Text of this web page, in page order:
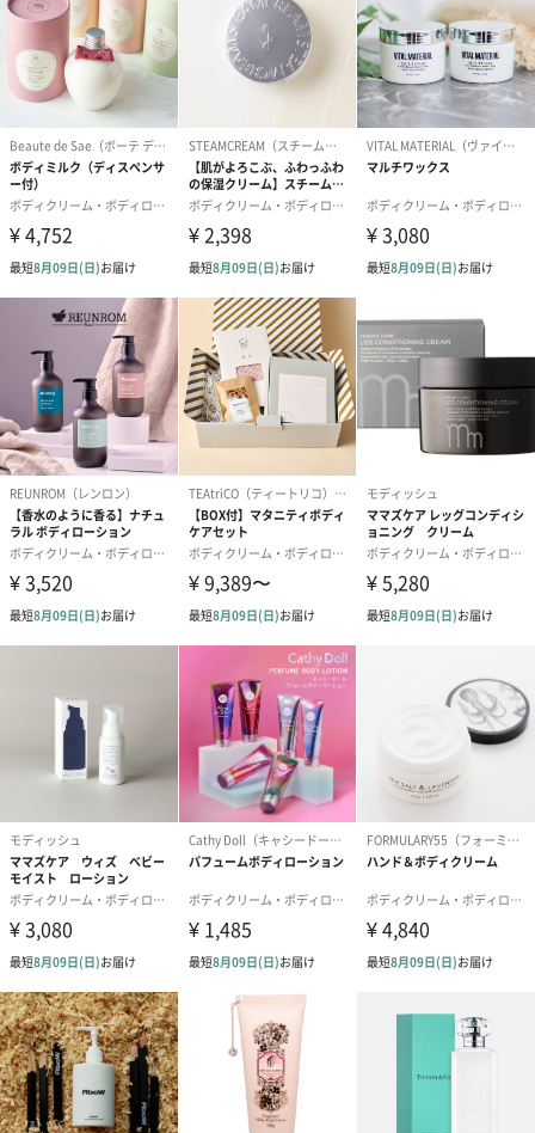
商品オプション情報
お届けボックスオプション
配送用のダンボールを装飾いたします。お相手のご住所に直接お
送りする際に人気のオプションです。お相手に直接手渡しする場
合は、紙袋との併用もおすすめです。
ダンボール装飾（ひま
わり）（720円）
ダンボール装飾（チュ
ーリップ）（720円）
イトピンク×
ト）（580円）
紙袋
商品に合わせたサイズをお届けします。
メッセージカード（通常・写真・グリーティング）
誕生日や結婚祝い・出産祝いなど、様々なシーンのメッセージカ
ードを同梱します。
メッセージカードや封筒のデザインは一部変更する場合がありま
す。